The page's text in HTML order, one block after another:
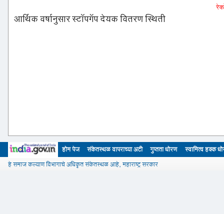
आर्थिक वर्षानुसार स्टॉपगॅप देयक वितरण स्थिती
होम पेज संकेतस्थळ वापराच्या अटी गुप्तता धोरण
स्वामित्व हक्क
हे समाज कल्याण विभागाचे अधिकृत संकेतस्थळ आहे, महाराष्ट्र सरकार